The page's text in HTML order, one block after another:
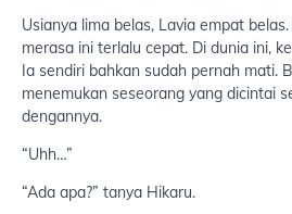
Usianya lima belas, Lavia empat
merasa ini terlalu cepat. Di dunia ini,
Ia sendiri bahkan sudah pernah mati.
menemukan seseorang yang dicintai
dengannya.
“Uhh…”
“Ada apa?” tanya Hikaru.